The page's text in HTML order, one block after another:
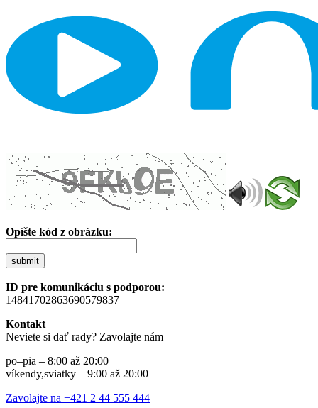
Opíšte kód z obrázku:
submit
ID pre komunikáciu s podporou:
14841702863690579837
Kontakt
Neviete si dať rady? Zavolajte nám
po–pia – 8:00 až 20:00
víkendy,sviatky – 9:00 až 20:00
Zavolajte na +421 2 44 555 444